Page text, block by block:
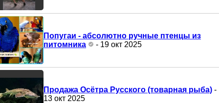
Попугаи - абсолютно ручные птенцы из
питомника
- 19 окт 2025
Продажа Осётра Русского (товарная рыба) -
13 окт 2025